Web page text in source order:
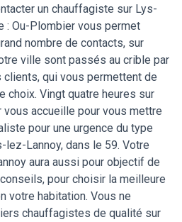
un chauffagiste sur Lys-
: Ou-Plombier vous permet
nombre de contacts, sur
ville sont passés au crible par
clients, qui vous permettent de
choix. Vingt quatre heures sur
accueille pour vous mettre
pour une urgence du type
lez-Lannoy, dans le 59. Votre
aura aussi pour objectif de
pour choisir la meilleure
votre habitation. Vous ne
chauffagistes de qualité sur